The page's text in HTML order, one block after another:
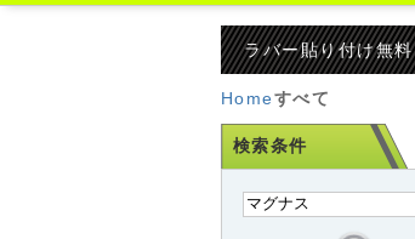
ラバー貼り付け無料
Homeすべて
検索条件